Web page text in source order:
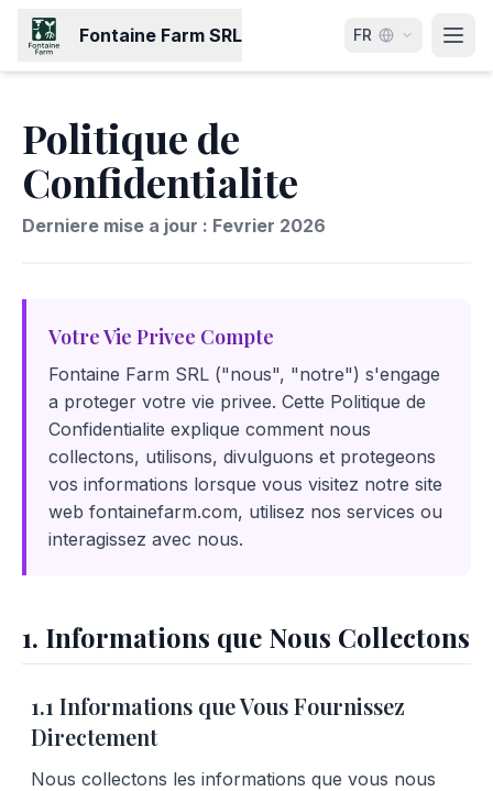
Fontaine Farm SRL FR
Politique de
Confidentialite
Derniere mise a jour : Fevrier 2026
Votre Vie Privee Compte
Fontaine Farm SRL ("nous", "notre") s'engage
a proteger votre vie privee. Cette Politique de
Confidentialite explique comment nous
collectons, utilisons, divulguons et protegeons
vos informations lorsque vous visitez notre site
web fontainefarm.com, utilisez nos services ou
interagissez avec nous.
1. Informations que Nous Collectons
1.1 Informations que Vous Fournissez
Directement
Nous collectons les informations que vous nous